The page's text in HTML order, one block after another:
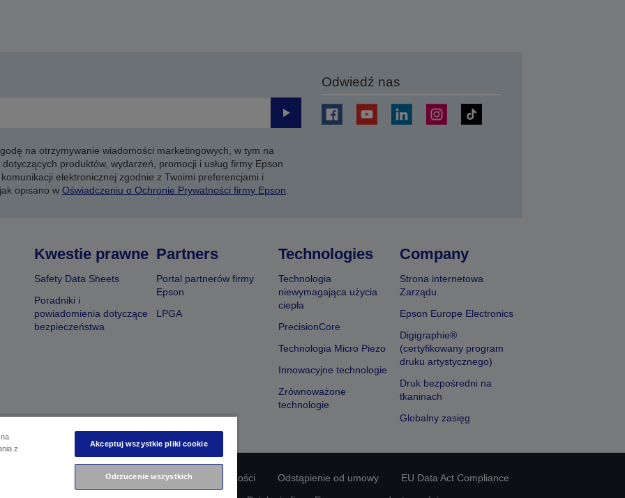
Prześlij
na otrzymywanie wiadomości marketingowych, w tym na
produktów, wydarzeń, promocji i usług firmy Epson
elektronicznej zgodnie z Twoimi preferencjami i
opisano w Oświadczeniu o Ochronie Prywatności firmy Epson
Odwiedź nas
Kwestie prawne
Safety Data Sheets
Poradniki i
powiadomienia dotyczące
bezpieczeństwa
Partners
Portal partnerów firmy
Epson
LPGA
Technologies
Technologia
niewymagająca użycia
ciepła
PrecisionCore
Technologia Micro Piezo
Innowacyjne technologie
Zrównoważone
technologie
Company
Strona internetowa
Zarządu
Epson Europe Electronics
Digigraphie®
(certyfikowany program
druku artystycznego)
Druk bezpośredni na
tkaninach
Globalny zasięg
Oświadczenie dotyczące prywatności Odstąpienie od umowy
EU Data Act Compliance
z
Akceptuj wszystkie pliki cookie
Odrzucenie wszystkich